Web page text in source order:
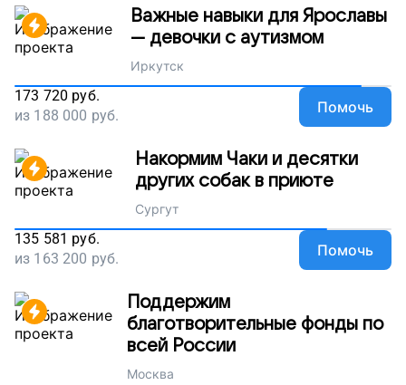
Важные навыки для Ярославы
— девочки с аутизмом
Иркутск
173 720 руб.
из 188 000 руб. Помочь
Накормим Чаки и десятки
других собак в приюте
Сургут
135 581 руб.
из 163 200 руб. Помочь
Поддержим
благотворительные фонды по
всей России
Москва